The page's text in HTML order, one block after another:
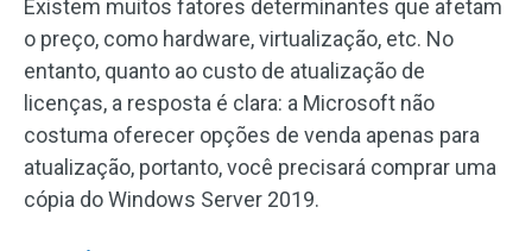
Existem muitos fatores determinantes que afetam
o preço, como hardware, virtualização, etc. No
entanto, quanto ao custo de atualização de
licenças, a resposta é clara: a Microsoft não
costuma oferecer opções de venda apenas para
atualização, portanto, você precisará comprar uma
cópia do Windows Server 2019.